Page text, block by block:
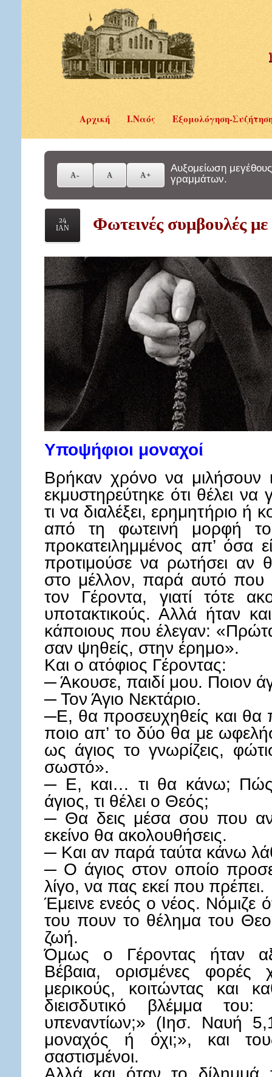
Αρχική Ι.Ναός Εξομολόγηση-
Αυξομείωση μεγέθους
γραμμάτων.
24
ΙΑΝ
Φωτεινές συμβουλές
Υποψήφιοι μοναχοί
Βρήκαν χρόνο να μιλήσουν
εκμυστηρεύτηκε ότι θέλει να
τι να διαλέξει, ερημητήριο ή
από τη φωτεινή μορφή
προκατειλημμένος απ’ όσα
προτιμούσε να ρωτήσει αν
στο μέλλον, παρά αυτό που
τον Γέροντα, γιατί τότε
υποτακτικούς. Αλλά ήταν
κάποιους που έλεγαν:
σαν ψηθείς, στην έρημο».
Και ο ατόφιος Γέροντας:
─ Άκουσε, παιδί μου. Ποιον
─ Τον Άγιο Νεκτάριο.
─Ε, θα προσευχηθείς και θα
ποιο απ’ το δύο θα με
ως άγιος το γνωρίζεις,
σωστό».
─ Ε, και… τι θα κάνω; Πώς
άγιος, τι θέλει ο Θεός;
─ Θα δεις μέσα σου που
εκείνο θα ακολουθήσεις.
─ Και αν παρά ταύτα κάνω
─ Ο άγιος στον οποίο
λίγο, να πας εκεί που πρέπει.
Έμεινε ενεός ο νέος. Νόμιζε
του πουν το θέλημα του
ζωή.
Όμως ο Γέροντας ήταν
Βέβαια, ορισμένες φορές
μερικούς, κοιτώντας και
διεισδυτικό βλέμμα
υπεναντίων;» (Ιησ. Ναυή
μοναχός ή όχι;», και
σαστισμένοι.